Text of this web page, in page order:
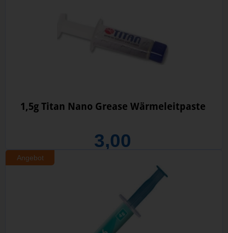
1,5g Titan Nano Grease Wärmeleitpaste
3,00
Angebot